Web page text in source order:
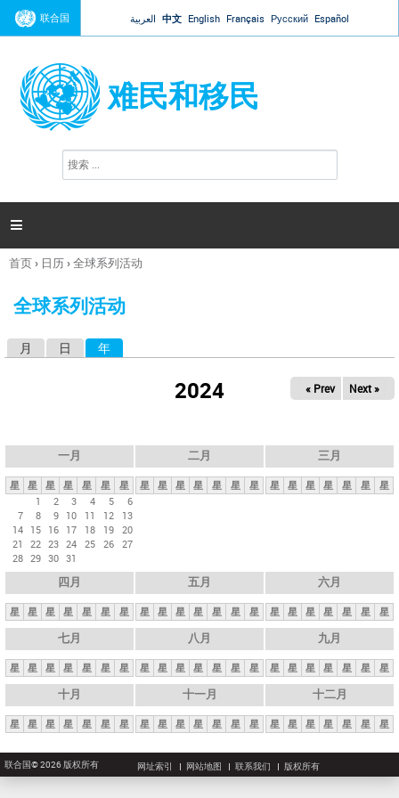
Jump to navigation
联合国 العربية 中文 English Français Русский Español
难民和移民
搜
索

你
这
首页› 日历›全球系列活动
全球系列活动
月 日 年
2024 « Prev Next »
一月
星 星 星 星 星 星
星
1
2 3 4 5
6
7
8 9 10 11 12
13
14 15 16 17 18 19 20
21
22 23 24 25 26 27
28 29 30 31
二月
星 星 星 星 星 星 星
三月
星 星 星 星 星 星 星
四月
星 星 星 星 星 星 星
五月
星 星 星 星 星 星 星
六月
星 星 星 星 星 星 星
七月
星 星 星 星 星 星 星
八月
星 星 星 星 星 星 星
九月
星 星 星 星 星 星 星
十月
星 星 星 星 星 星 星
十一月
星 星 星 星 星 星 星
十二月
星 星 星 星 星 星 星
联合国© 2026 版权所有 网址索引 网站地图 联系我们 版权所有